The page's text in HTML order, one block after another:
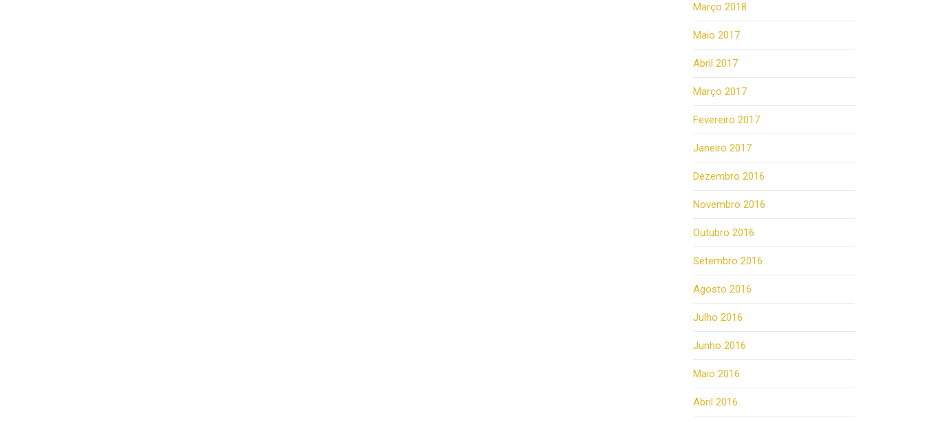
Março 2018
Maio 2017
Abril 2017
Março 2017
Fevereiro 2017
Janeiro 2017
Dezembro 2016
Novembro 2016
Outubro 2016
Setembro 2016
Agosto 2016
Julho 2016
Junho 2016
Maio 2016
Abril 2016